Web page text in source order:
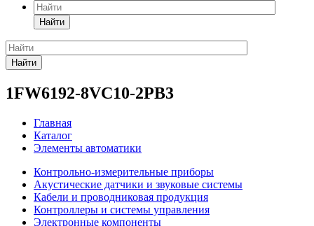
Найти
Найти
1FW6192-8VC10-2PB3
Главная
Каталог
Элементы автоматики
Контрольно-измерительные приборы
Акустические датчики и звуковые системы
Кабели и проводниковая продукция
Контроллеры и системы управления
Электронные компоненты